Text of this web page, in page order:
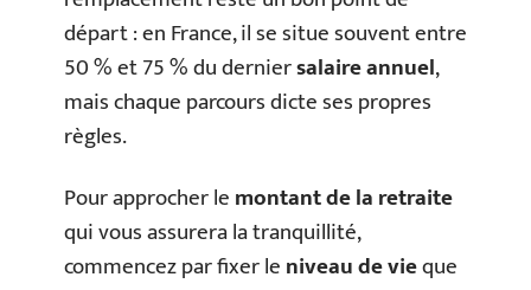
départ : en France, il se situe souvent entre
50 % et 75 % du derniersalaire annuel,
mais chaque parcours dicte ses propres
règles.
Pour approcher lemontant de la retraite
qui vous assurera la tranquillité,
commencez par fixer leniveau de vieque